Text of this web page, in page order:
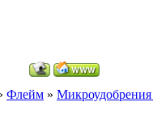
Флейм » Микроудобрения